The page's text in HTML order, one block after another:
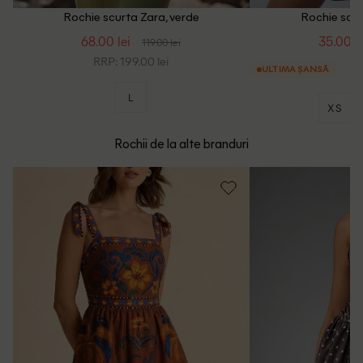
Rochie scurta Zara, verde
68.00 lei 119.00 lei
RRP: 199.00 lei
L
Rochie
35.00
ULTIMA ȘANSĂ
XS
Rochii de la alte branduri